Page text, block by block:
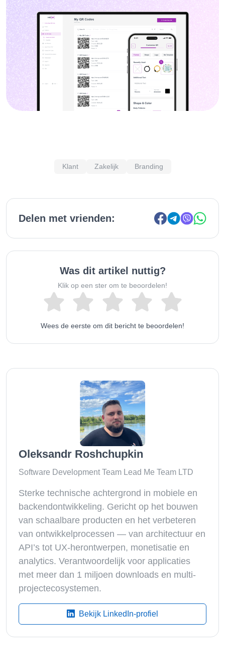
Klant Zakelijk Branding
Delen met vrienden:
Was dit artikel nuttig?
Klik op een ster om te beoordelen!
Wees de eerste om dit bericht te beoordelen!
Oleksandr Roshchupkin
Software Development Team Lead Me Team LTD
Sterke technische achtergrond in mobiele en
backendontwikkeling. Gericht op het bouwen
van schaalbare producten en het verbeteren
van ontwikkelprocessen — van architectuur en
API’s tot UX-herontwerpen, monetisatie en
analytics. Verantwoordelijk voor applicaties
met meer dan 1 miljoen downloads en multi-
projectecosystemen.
Bekijk LinkedIn-profiel